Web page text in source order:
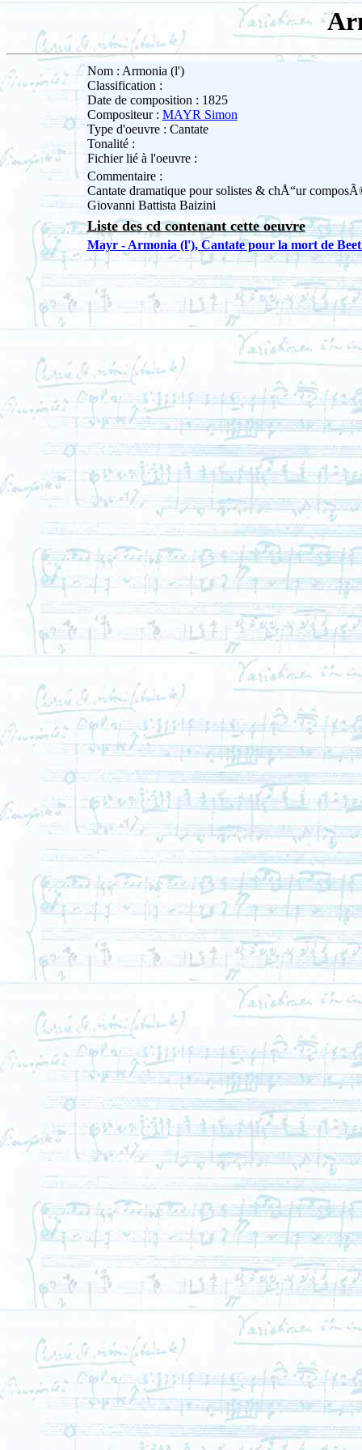
Nom : Armonia (l')
Classification :
Date de composition : 1825
Compositeur : MAYR Simon
Type d'oeuvre : Cantate
Tonalité :
Fichier lié à l'oeuvre :
Commentaire :
Cantate dramatique pour solistes & chÅ“ur
Giovanni Battista Baizini
Liste des cd contenant cette oeuvre
Mayr - Armonia (l'), Cantate pour la mort de